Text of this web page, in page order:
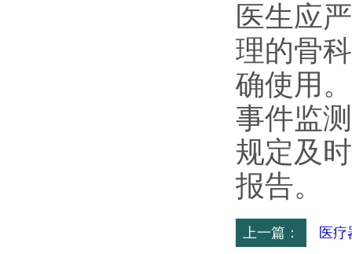
医生应
理的骨
确使用
事件监
规定及
报告。
上一篇： 医